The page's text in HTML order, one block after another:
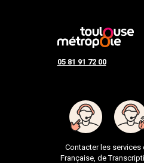
05 81 91 72 00
Contacter les services
Française, de